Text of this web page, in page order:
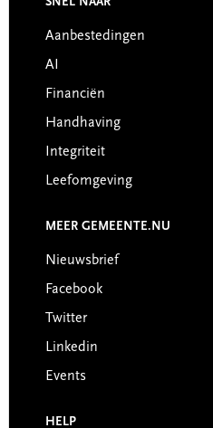
Footer
SNEL NAAR
Aanbestedingen
AI
Financiën
Handhaving
Integriteit
Leefomgeving
MEER GEMEENTE.NU
Nieuwsbrief
Facebook
Twitter
Linkedin
Events
HELP